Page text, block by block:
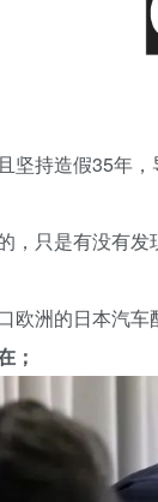
坚持造假35年
，只是有没有
欧洲的日本汽
；